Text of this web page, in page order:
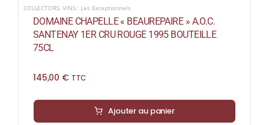
COLLECTORS,VINS : Les Exceptionnels
DOMAINE CHAPELLE « BEAUREPAIRE » A.O.C.
SANTENAY 1ER CRU ROUGE 1995 BOUTEILLE
75CL
145,00 € TTC
Ajouter au panier